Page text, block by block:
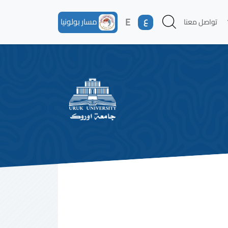
تواصل معنا ع E مسار بولونيا